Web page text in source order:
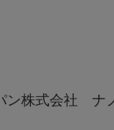
表面計